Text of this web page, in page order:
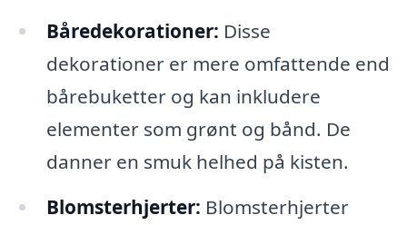
Båredekorationer: Disse
dekorationer er mere omfattende end
bårebuketter og kan inkludere
elementer som grønt og bånd. De
danner en smuk helhed på kisten.
Blomsterhjerter: Blomsterhjerter